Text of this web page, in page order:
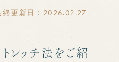
更新日：2026.02.27
レッチ法をご紹